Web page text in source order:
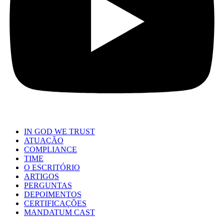
IN GOD WE TRUST
ATUAÇÃO
COMPLIANCE
TIME
O ESCRITÓRIO
ARTIGOS
PERGUNTAS
DEPOIMENTOS
CERTIFICAÇÕES
MANDATUM CAST